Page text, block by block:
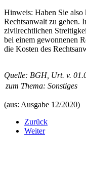
Hinweis: Haben Sie also
Rechtsanwalt zu gehen.
zivilrechtlichen
bei einem gewonnenen
die Kosten des
Quelle: BGH, Urt. v.
zum Thema: Sonstiges
(aus: Ausgabe 12/2020)
Zurück
Weiter